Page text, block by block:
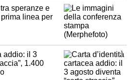
speranze e
linea per
addio: il 3
1.400